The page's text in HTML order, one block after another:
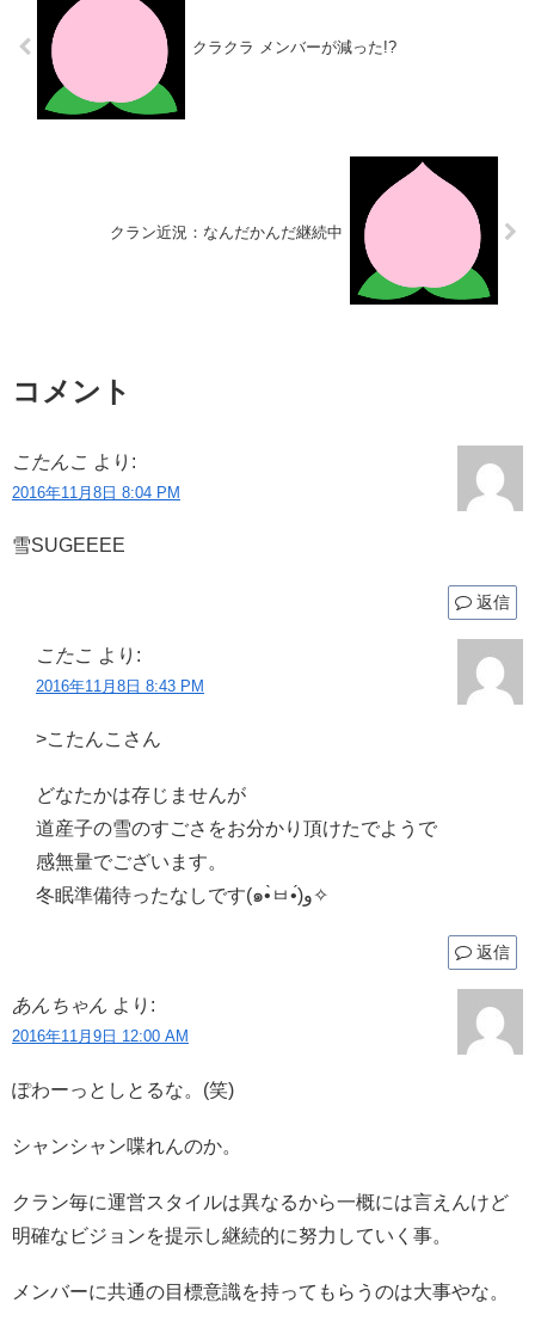
クラクラ メンバーが減った!?
クラン近況：なんだかんだ継続中
コメント
こたんこ より:
2016年11月8日 8:04 PM
雪SUGEEEE
返信
こたこ より:
2016年11月8日 8:43 PM
>こたんこさん
どなたかは存じませんが
道産子の雪のすごさをお分かり頂けたでようで
感無量でございます。
冬眠準備待ったなしです(๑•̀ㅂ•́)و✧
返信
あんちゃん より:
2016年11月9日 12:00 AM
ぽわーっとしとるな。(笑)
シャンシャン喋れんのか。
クラン毎に運営スタイルは異なるから一概には言えんけど
明確なビジョンを提示し継続的に努力していく事。
メンバーに共通の目標意識を持ってもらうのは大事やな。